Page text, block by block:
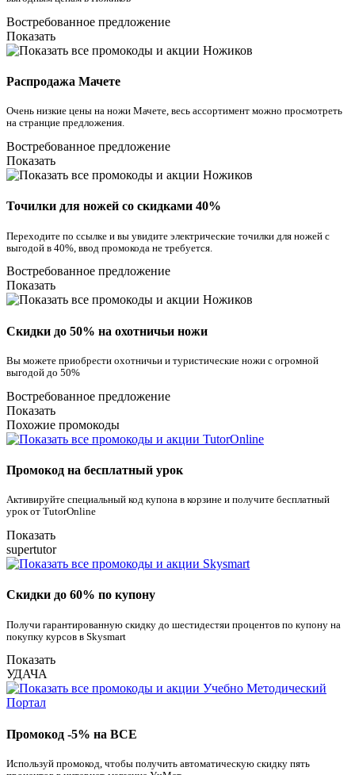
Востребованное предложение
Показать
Распродажа Мачете
Очень низкие цены на ножи Мачете, весь ассортимент можно просмотреть
на странцие предложения.
Востребованное предложение
Показать
Точилки для ножей со скидками 40%
Переходите по ссылке и вы увидите электрические точилки для ножей с
выгодой в 40%, ввод промокода не требуется.
Востребованное предложение
Показать
Скидки до 50% на охотничьи ножи
Вы можете приобрести охотничьи и туристические ножи с огромной
выгодой до 50%
Востребованное предложение
Показать
Похожие промокоды
Промокод на бесплатный урок
Активируйте специальный код купона в корзине и получите бесплатный
урок от TutorOnline
Показать
supertutor
Скидки до 60% по купону
Получи гарантированную скидку до шестидестяи процентов по купону на
покупку курсов в Skysmart
Показать
УДАЧА
Промокод -5% на ВСЕ
Используй промокод, чтобы получить автоматическую скидку пять